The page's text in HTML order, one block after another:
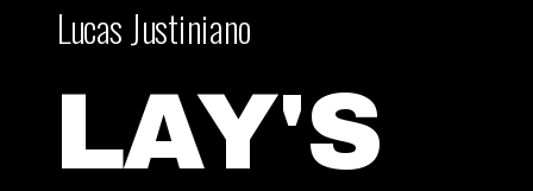
Lucas Justiniano
LAY'S